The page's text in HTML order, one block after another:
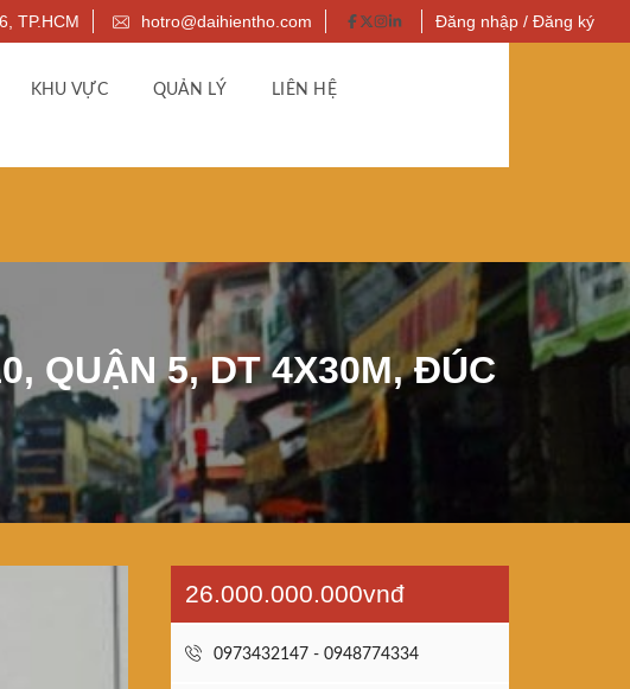
TP.HCM hotro@daihientho.com Đăng nhập / Đăng ký
KHU VỰC QUẢN LÝ LIÊN HỆ
QUẬN 5, DT 4X30M, ĐÚC
26.000.000.000vnđ
0973432147 - 0948774334